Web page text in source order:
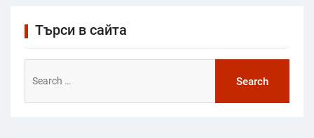
Търси в сайта
for: